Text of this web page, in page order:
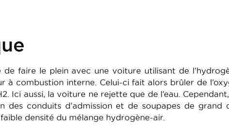
de faire le plein avec une voiture utilisant de
à combustion interne. Celui-ci fait alors brûler de
Ici aussi, la voiture ne rejette que de l’eau.
des conduits d’admission et de soupapes de grand
densité du mélange hydrogène-air.